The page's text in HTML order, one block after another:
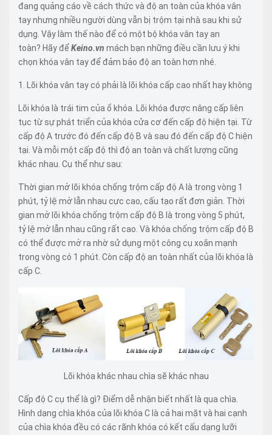
đang quảng cáo về cách thức và độ an toàn của khóa vân
tay nhưng nhiều người dùng vẫn bị trộm tại nhà sau khi sử
dụng. Vậy làm thế nào để có một bộ khóa vân tay an
toàn? Hãy để Keino.vn mách bạn những điều cần lưu ý khi
chọn khóa vân tay để đảm bảo độ an toàn hơn nhé.
1. Lõi khóa vân tay có phải là lõi khóa cấp cao nhất hay không
Lõi khóa là trái tim của ổ khóa. Lõi khóa được nâng cấp liên
tục từ sự phát triển của khóa cửa cơ đến cấp độ hiện tại. Từ
cấp độ A trước đó đến cấp độ B và sau đó đến cấp độ C hiện
tại. Và mỗi một cấp độ thì độ an toàn và chất lượng cũng
khác nhau. Cụ thể như sau:
Thời gian mở lõi khóa chống trộm cấp độ A là trong vòng 1
phút, tỷ lệ mở lẫn nhau cực cao, cấu tạo rất đơn giản. Thời
gian mở lõi khóa chống trộm cấp độ B là trong vòng 5 phút,
tỷ lệ mở lẫn nhau cũng rất cao. Và khóa chống trộm cấp độ B
có thể được mở ra nhờ sử dụng một công cụ xoắn mạnh
trong vòng có 1 phút. Còn cấp độ an toàn nhất của lõi khóa là
cấp C.
Lõi khóa khác nhau chìa sẽ khác nhau
Cấp độ C cụ thể là gì? Điểm dễ nhận biết nhất là qua chìa.
Hình dạng chìa khóa của lõi khóa C là cả hai mặt và hai cạnh
của chìa khóa đều có các rãnh khóa có kết cấu dạng lưỡi